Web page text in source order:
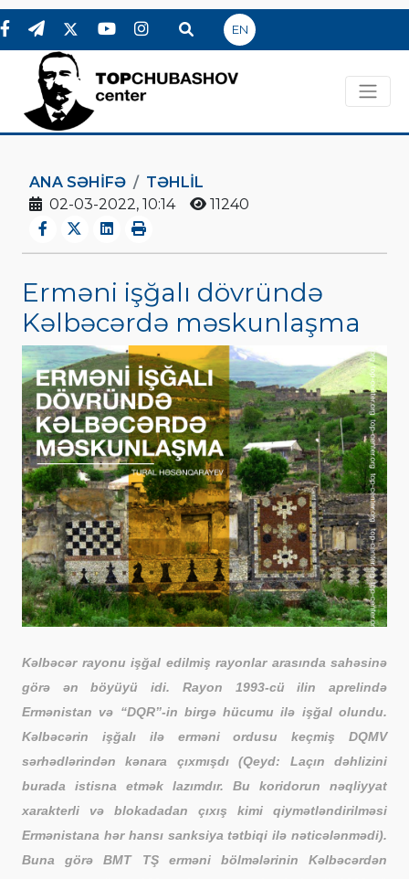
EN
ANA SƏHIFƏ
TƏHLİL
02-03-2022, 10:14
11240
Erməni işğalı dövründə
Kəlbəcərdə məskunlaşma
Kəlbəcər rayonu işğal edilmiş rayonlar arasında sahəsinə
görə ən böyüyü idi. Rayon 1993-cü ilin aprelində
Ermənistan və “DQR”-in birgə hücumu ilə işğal olundu.
Kəlbəcərin işğalı ilə erməni ordusu keçmiş DQMV
sərhədlərindən kənara çıxmışdı (Qeyd: Laçın dəhlizini
burada istisna etmək lazımdır. Bu koridorun nəqliyyat
xarakterli və blokadadan çıxış kimi qiymətləndirilməsi
Ermənistana hər hansı sanksiya tətbiqi ilə nəticələnmədi).
Buna görə BMT TŞ erməni bölmələrinin Kəlbəcərdən